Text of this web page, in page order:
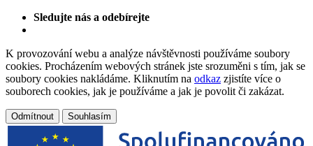
Sledujte nás a odebírejte
K provozování webu a analýze návštěvnosti používáme soubory
cookies. Procházením webových stránek jste srozuměni s tím, jak se
soubory cookies nakládáme. Kliknutím na odkaz zjistíte více o
souborech cookies, jak je používáme a jak je povolit či zakázat.
Odmítnout Souhlasím